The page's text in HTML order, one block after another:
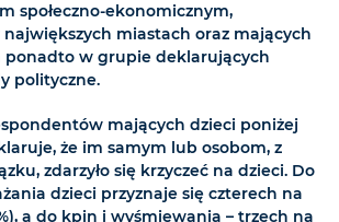
społeczno-ekonomicznym,
miastach oraz mających
ponadto w grupie deklarujących
polityczne.
mających dzieci poniżej
że im samym lub osobom, z
zdarzyło się krzyczeć na dzieci. Do
dzieci przyznaje się czterech na
a do kpin i wyśmiewania – trzech na